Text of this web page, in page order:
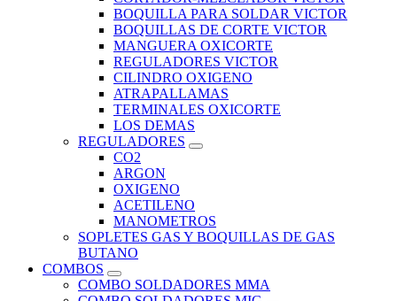
BOQUILLA PARA SOLDAR VICTOR
BOQUILLAS DE CORTE VICTOR
MANGUERA OXICORTE
REGULADORES VICTOR
CILINDRO OXIGENO
ATRAPALLAMAS
TERMINALES OXICORTE
LOS DEMAS
REGULADORES
CO2
ARGON
OXIGENO
ACETILENO
MANOMETROS
SOPLETES GAS Y BOQUILLAS DE GAS
BUTANO
COMBOS
COMBO SOLDADORES MMA